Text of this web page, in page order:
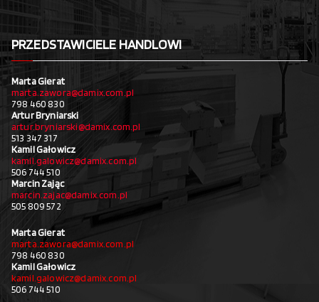
PRZEDSTAWICIELE HANDLOWI
Marta Gierat
marta.zawora@damix.com.pl
798 460 830
Artur Bryniarski
artur.bryniarski@damix.com.pl
513 347 317
Kamil Gałowicz
kamil.galowicz@damix.com.pl
506 744 510
Marcin Zając
marcin.zajac@damix.com.pl
505 809 572
Marta Gierat
marta.zawora@damix.com.pl
798 460 830
Kamil Gałowicz
kamil.galowicz@damix.com.pl
506 744 510